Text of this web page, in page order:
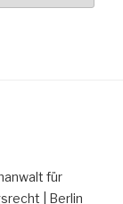
für
| Berlin